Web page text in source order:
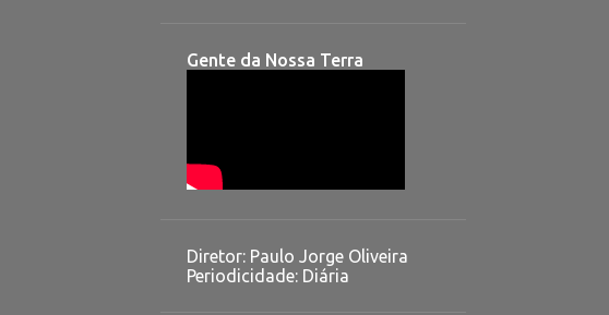
Gente da Nossa Terra
Diretor: Paulo Jorge Oliveira
Periodicidade: Diária